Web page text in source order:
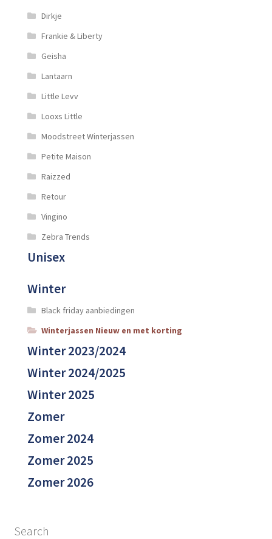
Dirkje
Frankie & Liberty
Geisha
Lantaarn
Little Levv
Looxs Little
Moodstreet Winterjassen
Petite Maison
Raizzed
Retour
Vingino
Zebra Trends
Unisex
Winter
Black friday aanbiedingen
Winterjassen Nieuw en met korting
Winter 2023/2024
Winter 2024/2025
Winter 2025
Zomer
Zomer 2024
Zomer 2025
Zomer 2026
Search